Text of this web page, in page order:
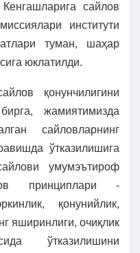
сайлов
институти
туман, шаҳар
юклатилди.
қонунчилигини
жамиятимизда
сайловларнинг
ўтказилишига
умумэътироф
принциплари -
қонунийлик,
яширинлиги, очиқлик
ўтказилишини